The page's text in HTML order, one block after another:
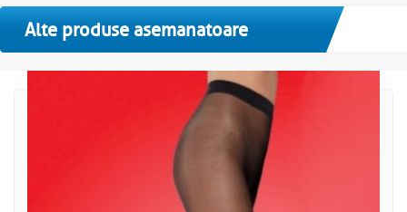
Alte produse asemanatoare